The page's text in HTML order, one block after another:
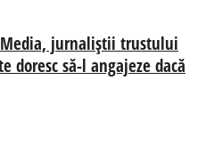
jurnaliștii trustului
doresc să-l angajeze dacă